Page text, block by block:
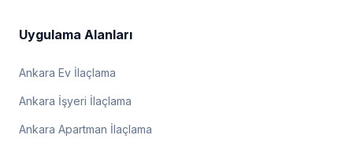
Uygulama Alanları
Ankara Ev İlaçlama
Ankara İşyeri İlaçlama
Ankara Apartman İlaçlama